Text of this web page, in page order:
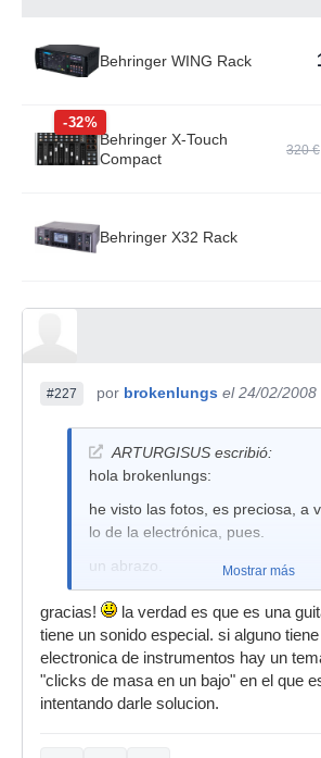
Behringer WING Rack
-32%
Behringer X-Touch
Compact
320 €
Behringer X32 Rack
#227 por brokenlungs el 24/02/2008
ARTURGISUS escribió:
hola brokenlungs:
he visto las fotos, es preciosa, a
lo de la electrónica, pues.
un abrazo.
Mostrar más
gracias!
la verdad es que es una
tiene un sonido especial. si alguno
electronica de instrumentos hay un
"clicks de masa en un bajo" en el que
intentando darle solucion.